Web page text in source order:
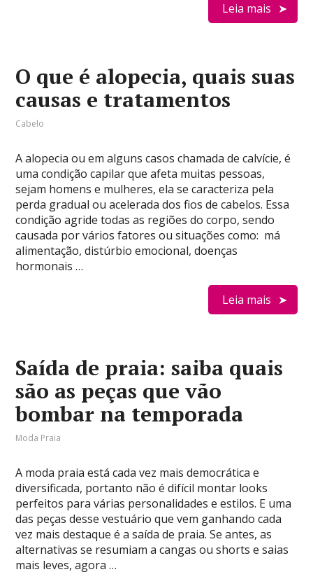
Leia mais
O que é alopecia, quais suas
causas e tratamentos
Cabelo
A alopecia ou em alguns casos chamada de calvície, é
uma condição capilar que afeta muitas pessoas,
sejam homens e mulheres, ela se caracteriza pela
perda gradual ou acelerada dos fios de cabelos. Essa
condição agride todas as regiões do corpo, sendo
causada por vários fatores ou situações como: má
alimentação, distúrbio emocional, doenças
hormonais …
Leia mais
Saída de praia: saiba quais
são as peças que vão
bombar na temporada
Moda Praia
A moda praia está cada vez mais democrática e
diversificada, portanto não é difícil montar looks
perfeitos para várias personalidades e estilos. E uma
das peças desse vestuário que vem ganhando cada
vez mais destaque é a saída de praia. Se antes, as
alternativas se resumiam a cangas ou shorts e saias
mais leves, agora …